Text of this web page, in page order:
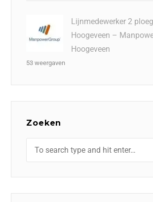
Lijnmedewerker 2
Hoogeveen –
Hoogeveen
53 weergaven
Zoeken